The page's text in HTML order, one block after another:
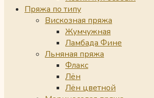
Пряжа по типу
Вискозная пряжа
Жумчужная
Ламбада Фине
Льняная пряжа
Флакс
Лён
Лён цветной